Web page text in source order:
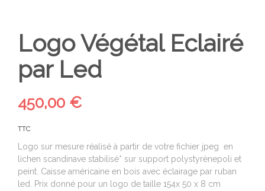
Logo Végétal Eclairé
par Led
450,00 €
TTC
Logo sur mesure réalisé à partir de votre fichier jpeg en
lichen scandinave stabilisé* sur support polystyrènepoli et
peint. Caisse américaine en bois avec éclairage par ruban
led. Prix donné pour un logo de taille 154x 50 x 8 cm